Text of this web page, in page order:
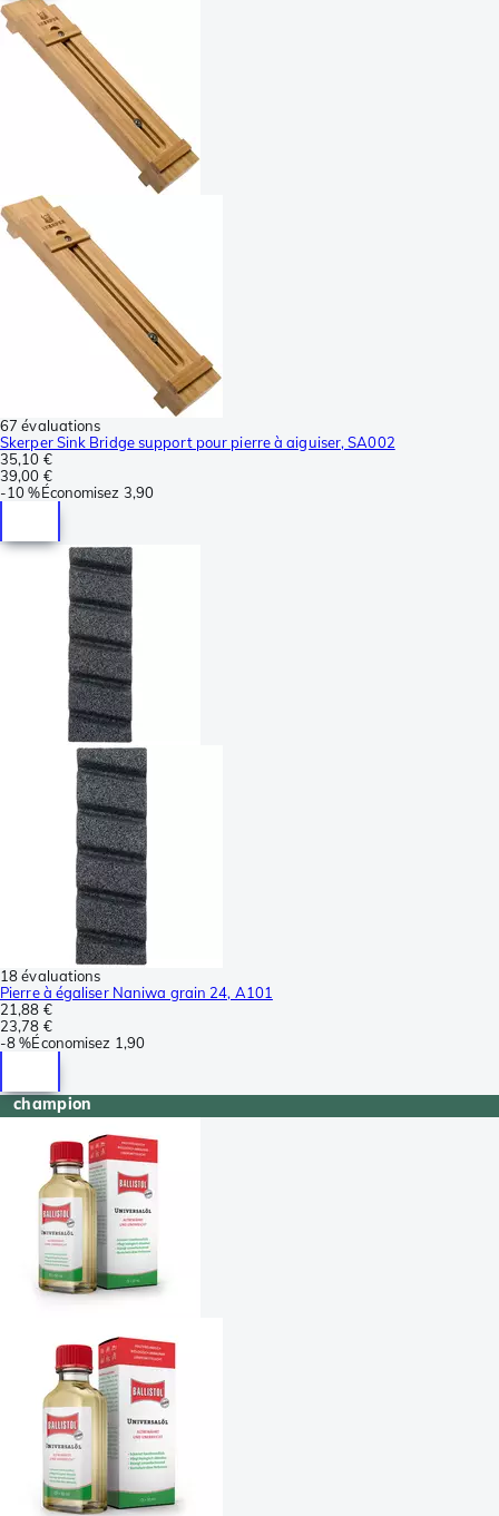
67 évaluations
Skerper Sink Bridge support pour pierre à aiguiser, SA002
35,10 €
39,00 €
-10 %Économisez 3,90
18 évaluations
Pierre à égaliser Naniwa grain 24, A101
21,88 €
23,78 €
-8 %Économisez 1,90
champion